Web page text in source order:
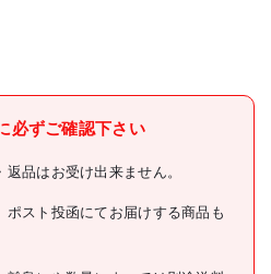
タニザワ
タニザワ エアライトS搭載ヘ
ルメット(アメリカンタイ
イエロー
必ずご確認下さい
品はお受け出来ません。
スト投函にてお届けする商品も